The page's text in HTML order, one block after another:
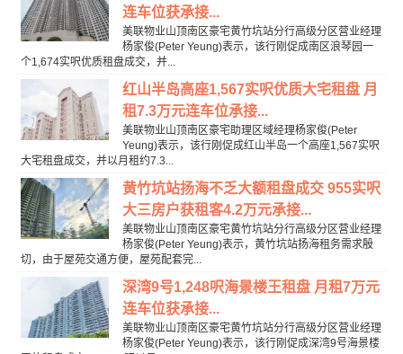
连车位获承接...
美联物业山顶南区豪宅黄竹坑站分行高级分区营业经理
杨家俊(Peter Yeung)表示，该行刚促成南区浪琴园一
个1,674实呎优质租盘成交，并...
红山半岛高座1,567实呎优质大宅租盘 月
租7.3万元连车位承接...
美联物业山顶南区豪宅助理区域经理杨家俊(Peter
Yeung)表示，该行刚促成红山半岛一个高座1,567实呎
大宅租盘成交，并以月租约7.3...
黄竹坑站扬海不乏大额租盘成交 955实呎
大三房户获租客4.2万元承接...
美联物业山顶南区豪宅黄竹坑站分行高级分区营业经理
杨家俊(Peter Yeung)表示，黄竹坑站扬海租务需求殷
切，由于屋苑交通方便，屋苑配套完...
深湾9号1,248呎海景楼王租盘 月租7万元
连车位获承接...
美联物业山顶南区豪宅黄竹坑站分行高级分区营业经理
杨家俊(Peter Yeung)表示，该行刚促成深湾9号海景楼